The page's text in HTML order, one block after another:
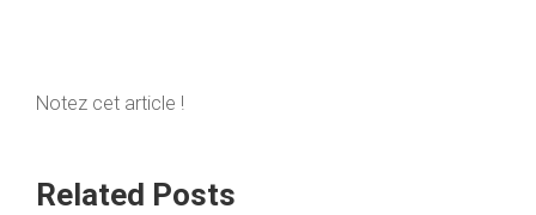
Notez cet article !
Related Posts